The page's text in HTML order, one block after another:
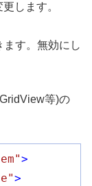
します。
す。無効にし
等)の
>
>